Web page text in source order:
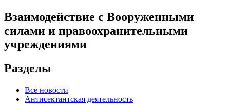
Взаимодействие с Вооруженными
силами и правоохранительными
учреждениями
Разделы
Все новости
Антисектантская деятельность